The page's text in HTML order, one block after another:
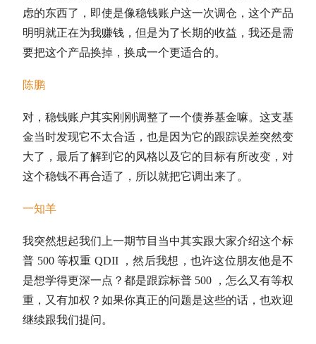
虑的东西了，即使是像稳钱账户这一次调仓，这个产品
明明就正在为我赚钱，但是为了长期的收益，我还是需
要把这个产品换掉，换成一个更适合的。
陈鹏
对，稳钱账户其实刚刚调整了一个债券基金嘛。这支基
金当时发现它不太合适，也是因为它的跟踪误差突然变
大了，最后了解到它的风格以及它的目标有所改变，对
这个稳钱不再合适了，所以就把它调出来了。
一知羊
我突然想起我们上一期节目当中其实跟大家介绍这个标
普 500 等权重 QDII，然后我想，也许这位朋友他是不
是想学得更深一点？都是跟踪标普 500 ，怎么又有等权
重，又有加权？如果你真正的问题是这些的话，也欢迎
继续跟我们提问。